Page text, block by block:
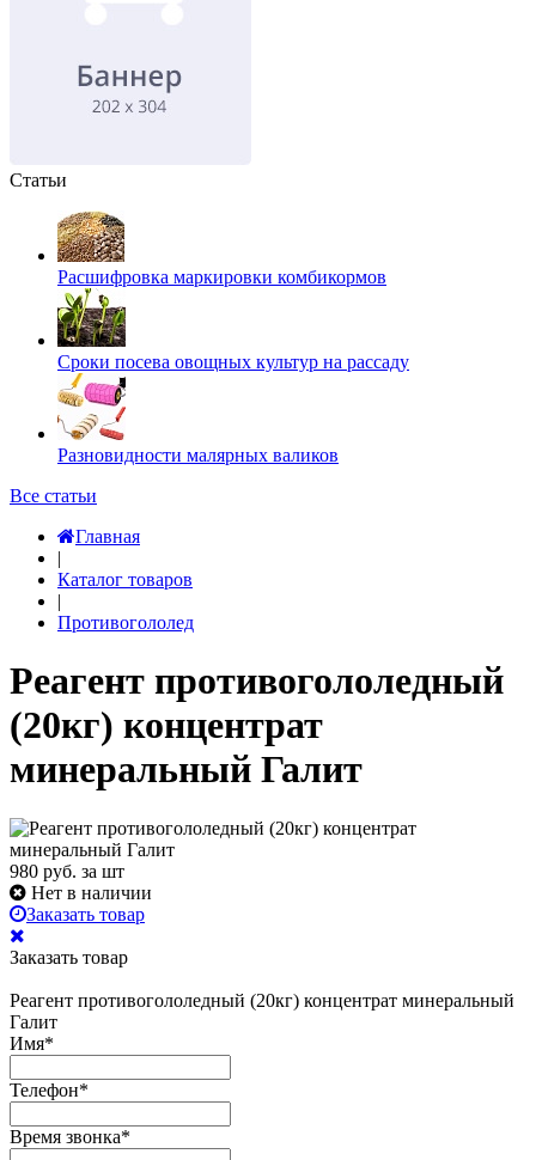
Статьи
Расшифровка маркировки комбикормов
Сроки посева овощных культур на рассаду
Разновидности малярных валиков
Все статьи
Главная
|
Каталог товаров
|
Противогололед
Реагент противогололедный
(20кг) концентрат
минеральный Галит
980 руб. за шт
Нет в наличии
Заказать товар
Заказать товар
Реагент противогололедный (20кг) концентрат минеральный
Галит
Имя*
Телефон*
Время звонка*